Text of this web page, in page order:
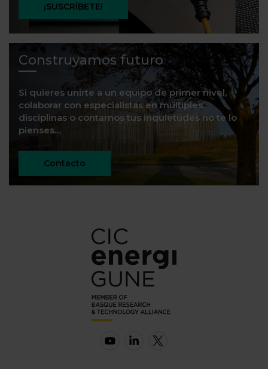
¡SUSCRÍBETE!
Construyamos futuro
Si quieres unirte a un equipo de primer nivel,
colaborar con especialistas en múltiples
disciplinas o contarnos tus inquietudes no te lo
pienses…
Contacto